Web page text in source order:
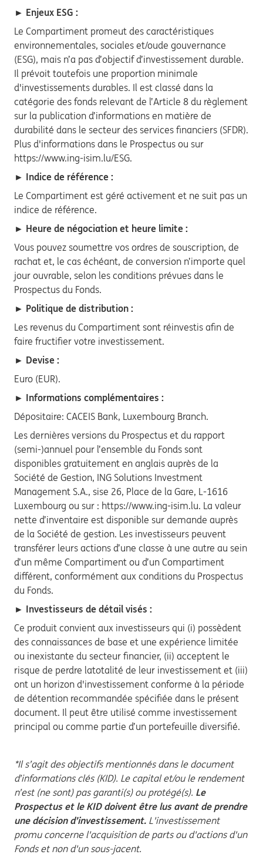
► Enjeux ESG :
Le Compartiment promeut des caractéristiques
environnementales, sociales et/oude gouvernance
(ESG), mais n’a pas d’objectif d’investissement durable.
Il prévoit toutefois une proportion minimale
d'investissements durables. Il est classé dans la
catégorie des fonds relevant de l’Article 8 du règlement
sur la publication d’informations en matière de
durabilité dans le secteur des services financiers (SFDR).
Plus d'informations dans le Prospectus ou sur
https://www.ing-isim.lu/ESG.
► Indice de référence :
Le Compartiment est géré activement et ne suit pas un
indice de référence.
► Heure de négociation et heure limite :
Vous pouvez soumettre vos ordres de souscription, de
rachat et, le cas échéant, de conversion n’importe quel
jour ouvrable, selon les conditions prévues dans le
Prospectus du Fonds.
► Politique de distribution :
Les revenus du Compartiment sont réinvestis afin de
faire fructifier votre investissement.
► Devise :
Euro (EUR).
► Informations complémentaires :
Dépositaire: CACEIS Bank, Luxembourg Branch.
Les dernières versions du Prospectus et du rapport
(semi-)annuel pour l’ensemble du Fonds sont
disponibles gratuitement en anglais auprès de la
Société de Gestion, ING Solutions Investment
Management S.A., sise 26, Place de la Gare, L-1616
Luxembourg ou sur : https://www.ing-isim.lu. La valeur
nette d’inventaire est disponible sur demande auprès
de la Société de gestion. Les investisseurs peuvent
transférer leurs actions d’une classe à une autre au sein
d’un même Compartiment ou d’un Compartiment
différent, conformément aux conditions du Prospectus
du Fonds.
► Investisseurs de détail visés :
Ce produit convient aux investisseurs qui (i) possèdent
des connaissances de base et une expérience limitée
ou inexistante du secteur financier, (ii) acceptent le
risque de perdre latotalité de leur investissement et (iii)
ont un horizon d'investissement conforme à la période
de détention recommandée spécifiée dans le présent
document. Il peut être utilisé comme investissement
principal ou comme partie d’un portefeuille diversifié.
*Il s’agit des objectifs mentionnés dans le document
d’informations clés (KID). Le capital et/ou le rendement
n’est (ne sont) pas garanti(s) ou protégé(s). Le
Prospectus et le KID doivent être lus avant de prendre
une décision d’investissement. L'investissement
promu concerne l'acquisition de parts ou d'actions d'un
Fonds et non d'un sous-jacent.